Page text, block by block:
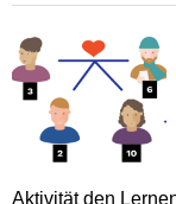
Aktivität den